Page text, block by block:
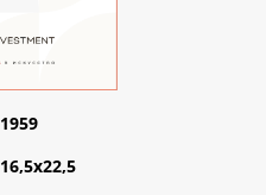
1959
16,5х22,5